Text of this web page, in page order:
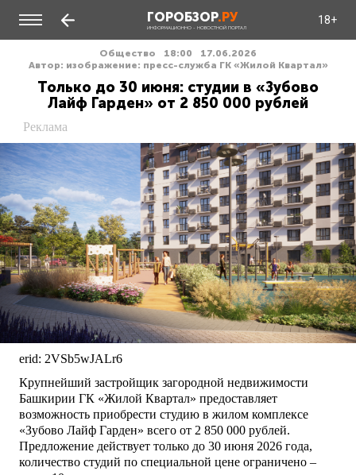
ГОРОБЗОР.РУ
ИНФОРМАЦИОННО - НОВОСТНОЙ ПОРТАЛ
18+
Общество 18:00
17.06.2026
Автор: изображение: пресс-служба ГК «Жилой Квартал»
Только до 30 июня: студии в «Зубово
Лайф Гарден» от 2 850 000 рублей
Реклама
erid: 2VSb5wJALr6
Крупнейший застройщик загородной недвижимости
Башкирии ГК «Жилой Квартал» предоставляет
возможность приобрести студию в жилом комплексе
«Зубово Лайф Гарден» всего от 2 850 000 рублей.
Предложение действует только до 30 июня 2026 года,
количество студий по специальной цене ограничено –